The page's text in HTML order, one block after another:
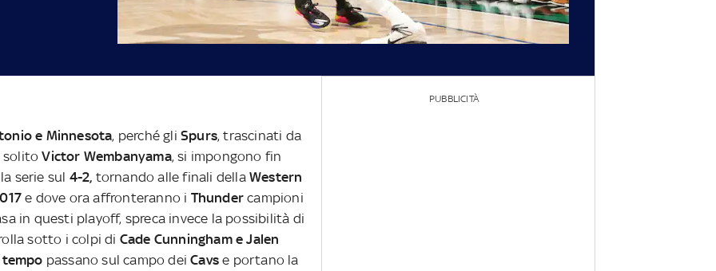
e Minnesota, perché gli Spurs, trascinati da
solitoVictor Wembanyama, si impongono fin
serie sul 4-2, tornando alle finali dellaWestern
e dove ora affronteranno i Thundercampioni
in questi playoff, spreca invece la possibilità di
sotto i colpi di Cade Cunningham e Jalen
passano sul campo deiCavse portano la
PUBBLICITÀ